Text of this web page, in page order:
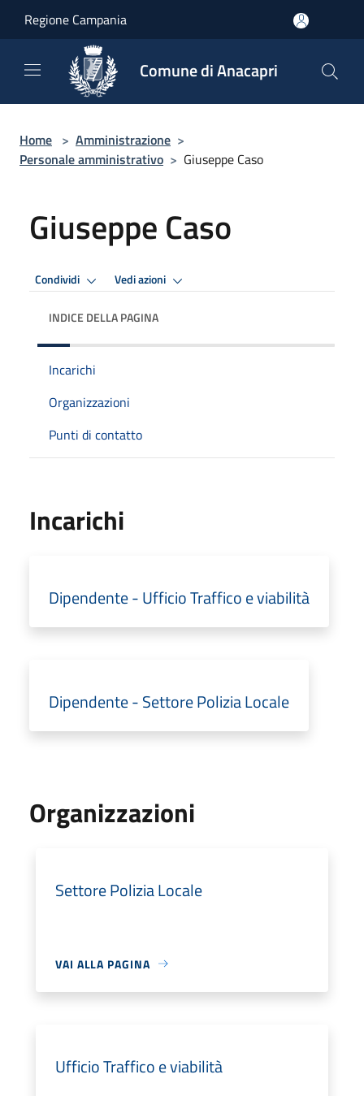
Regione Campania
Comune di Anacapri
Home > Amministrazione >
Personale amministrativo > Giuseppe Caso
Giuseppe Caso
Condividi Vedi azioni
INDICE DELLA PAGINA
Incarichi
Organizzazioni
Punti di contatto
Incarichi
Dipendente - Ufficio Traffico e viabilità
Dipendente - Settore Polizia Locale
Organizzazioni
Settore Polizia Locale
VAI ALLA PAGINA
Ufficio Traffico e viabilità